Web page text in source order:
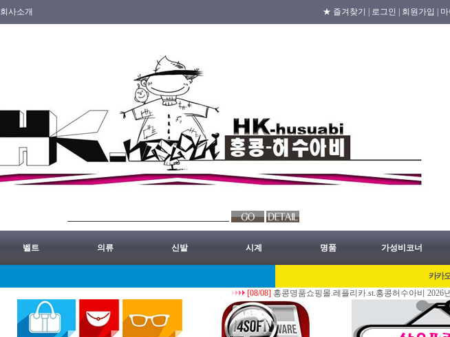
회사소개 ★ 즐겨찾기 | 로그인 | 회원가입 | 마
벨트 의류 신발 시계 명품 가성비코너
카카
[08/08]홍콩명품쇼핑몰.레플리카.st.홍콩허수아비 2026년 08월